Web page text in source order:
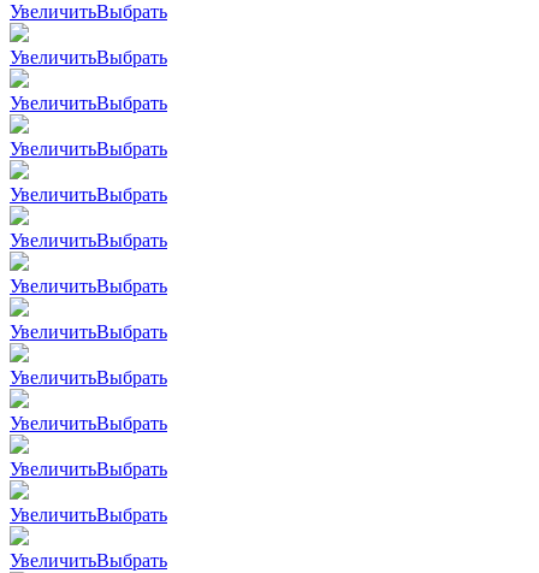
УвеличитьВыбрать
УвеличитьВыбрать
УвеличитьВыбрать
УвеличитьВыбрать
УвеличитьВыбрать
УвеличитьВыбрать
УвеличитьВыбрать
УвеличитьВыбрать
УвеличитьВыбрать
УвеличитьВыбрать
УвеличитьВыбрать
УвеличитьВыбрать
УвеличитьВыбрать